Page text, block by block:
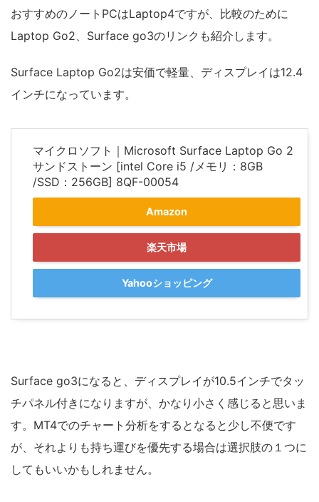
おすすめのノートPCはLaptop4ですが、比較のために
Laptop Go2、Surface go3のリンクも紹介します。
Surface Laptop Go2は安価で軽量、ディスプレイは12.4
インチになっています。
マイクロソフト｜Microsoft Surface Laptop Go 2
サンドストーン [intel Core i5 /メモリ：8GB
/SSD：256GB] 8QF-00054
Amazon
楽天市場
Yahooショッピング
Surface go3になると、ディスプレイが10.5インチでタッ
チパネル付きになりますが、かなり小さく感じると思いま
す。MT4でのチャート分析をするとなると少し不便です
が、それよりも持ち運びを優先する場合は選択肢の１つに
してもいいかもしれません。